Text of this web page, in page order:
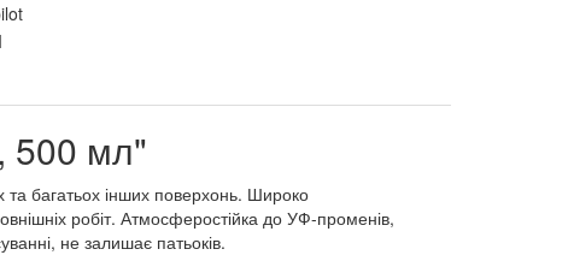
500 мл"
багатьох інших поверхонь. Широко
робіт. Атмосферостійка до УФ-променів,
не залишає патьоків.